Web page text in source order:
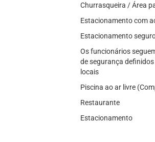
Churrasqueira / Área
Estacionamento com
Estacionamento
Os funcionários
de segurança
locais
Piscina ao ar livre
Restaurante
Estacionamento